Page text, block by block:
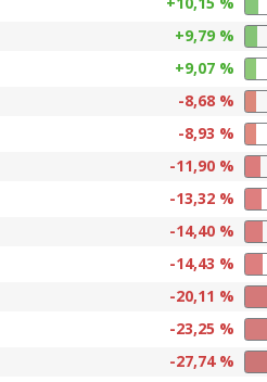
+9,79 %
+9,07 %
-8,68 %
-8,93 %
-11,90 %
-13,32 %
-14,40 %
-14,43 %
-20,11 %
-23,25 %
-27,74 %